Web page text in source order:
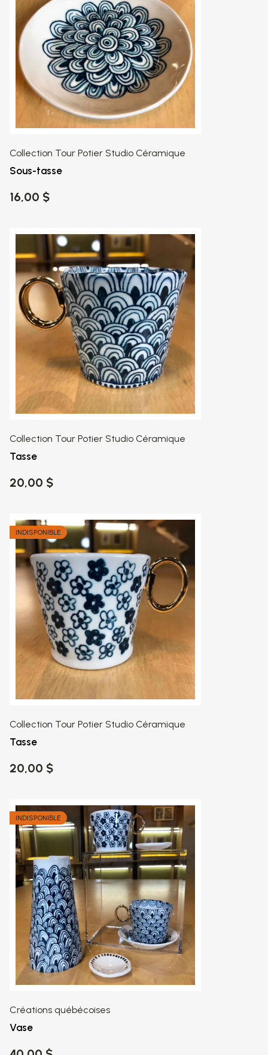
Collection Tour Potier Studio Céramique
Sous-tasse
16,00 $
Collection Tour Potier Studio Céramique
Tasse
20,00 $
INDISPONIBLE
Collection Tour Potier Studio Céramique
Tasse
20,00 $
INDISPONIBLE
Créations québécoises
Vase